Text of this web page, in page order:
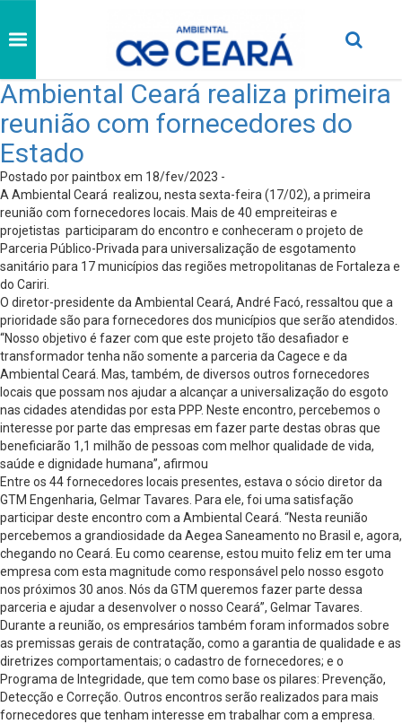
Ambiental Ceará realiza primeira
reunião com fornecedores do
Estado
Postado por paintbox em 18/fev/2023 -
A Ambiental Ceará realizou, nesta sexta-feira (17/02), a primeira
reunião com fornecedores locais. Mais de 40 empreiteiras e
projetistas participaram do encontro e conheceram o projeto de
Parceria Público-Privada para universalização de esgotamento
sanitário para 17 municípios das regiões metropolitanas de Fortaleza e
do Cariri.
O diretor-presidente da Ambiental Ceará, André Facó, ressaltou que a
prioridade são para fornecedores dos municípios que serão atendidos.
“Nosso objetivo é fazer com que este projeto tão desafiador e
transformador tenha não somente a parceria da Cagece e da
Ambiental Ceará. Mas, também, de diversos outros fornecedores
locais que possam nos ajudar a alcançar a universalização do esgoto
nas cidades atendidas por esta PPP. Neste encontro, percebemos o
interesse por parte das empresas em fazer parte destas obras que
beneficiarão 1,1 milhão de pessoas com melhor qualidade de vida,
saúde e dignidade humana”, afirmou
Entre os 44 fornecedores locais presentes, estava o sócio diretor da
GTM Engenharia, Gelmar Tavares. Para ele, foi uma satisfação
participar deste encontro com a Ambiental Ceará. “Nesta reunião
percebemos a grandiosidade da Aegea Saneamento no Brasil e, agora,
chegando no Ceará. Eu como cearense, estou muito feliz em ter uma
empresa com esta magnitude como responsável pelo nosso esgoto
nos próximos 30 anos. Nós da GTM queremos fazer parte dessa
parceria e ajudar a desenvolver o nosso Ceará”, Gelmar Tavares.
Durante a reunião, os empresários também foram informados sobre
as premissas gerais de contratação, como a garantia de qualidade e as
diretrizes comportamentais; o cadastro de fornecedores; e o
Programa de Integridade, que tem como base os pilares: Prevenção,
Detecção e Correção . Outros encontros serão realizados para mais
fornecedores que tenham interesse em trabalhar com a empresa.